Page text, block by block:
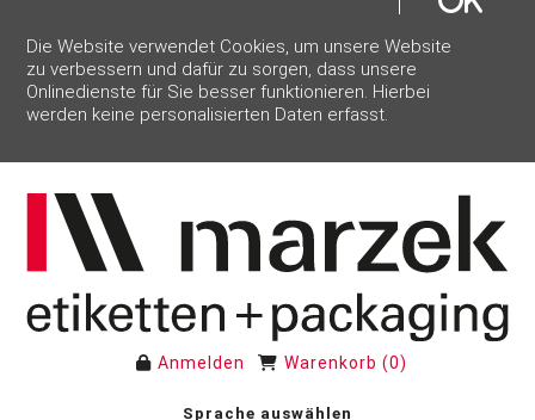
Die Website verwendet Cookies, um unsere Website
zu verbessern und dafür zu sorgen, dass unsere
Onlinedienste für Sie besser funktionieren. Hierbei
werden keine personalisierten Daten erfasst.
Anmelden Warenkorb (0)
Sprache auswählen